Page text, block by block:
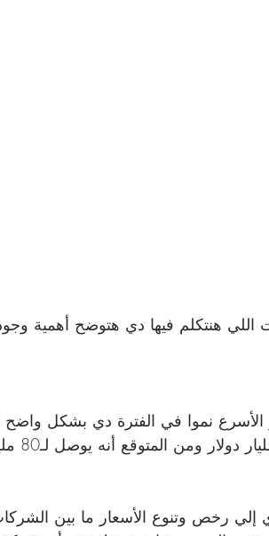
اللي هنتكلم فيها دي هتوضح أهمية وجود
مجال
إلي رخص وتنوع الأسعار ما بين